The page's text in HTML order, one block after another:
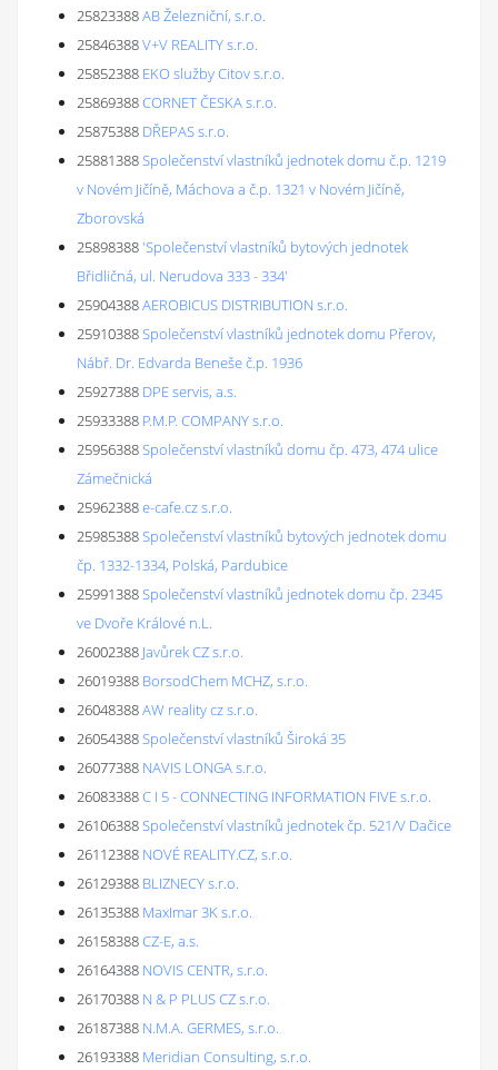
25823388AB Železniční, s.r.o.
25846388V+V REALITY s.r.o.
25852388 EKO služby Citov s.r.o.
25869388CORNET ČESKA s.r.o.
25875388 DŘEPAS s.r.o.
25881388Společenství vlastníků jednotek domu č.p. 1219
v Novém Jičíně, Máchova a č.p. 1321 v Novém Jičíně,
Zborovská
25898388'Společenství vlastníků bytových jednotek
Břidličná, ul. Nerudova 333 - 334'
25904388AEROBICUS DISTRIBUTION s.r.o.
25910388Společenství vlastníků jednotek domu Přerov,
Nábř. Dr. Edvarda Beneše č.p. 1936
25927388 DPE servis, a.s.
25933388 P.M.P. COMPANY s.r.o.
25956388Společenství vlastníků domu čp. 473, 474 ulice
Zámečnická
25962388e-cafe.cz s.r.o.
25985388Společenství vlastníků bytových jednotek domu
čp. 1332-1334, Polská, Pardubice
25991388Společenství vlastníků jednotek domu čp. 2345
ve Dvoře Králové n.L.
26002388 Javůrek CZ s.r.o.
26019388 BorsodChem MCHZ, s.r.o.
26048388AW reality cz s.r.o.
26054388Společenství vlastníků Široká 35
26077388 NAVIS LONGA s.r.o.
26083388C I 5 - CONNECTING INFORMATION FIVE s.r.o.
26106388Společenství vlastníků jednotek čp. 521/V Dačice
26112388 NOVÉ REALITY.CZ, s.r.o.
26129388 BLIZNECY s.r.o.
26135388 MaxImar 3K s.r.o.
26158388CZ-E, a.s.
26164388 NOVIS CENTR, s.r.o.
26170388 N & P PLUS CZ s.r.o.
26187388 N.M.A. GERMES, s.r.o.
26193388 Meridian Consulting, s.r.o.